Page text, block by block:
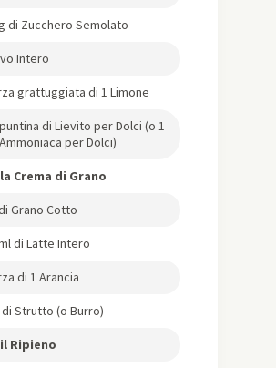
di Zucchero Semolato
Intero
grattuggiata di 1 Limone
di Lievito per Dolci (o 1
per Dolci)
Crema di Grano
Grano Cotto
di Latte Intero
di 1 Arancia
di Strutto (o Burro)
Ripieno